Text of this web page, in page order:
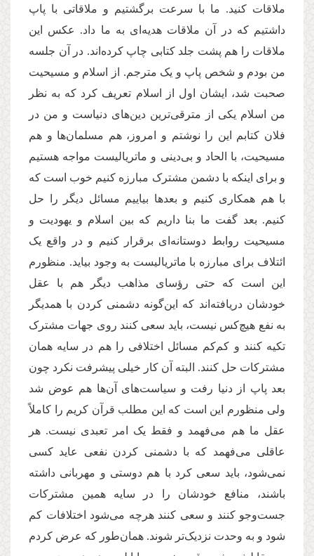
ملاقات کنید. ما با سرعت برگشتیم و ملاقاتی با پاپ
داشتیم که در آن ملاقات هدیه‌ای به ما داد. عکس این
ملاقات را هم پشت جلد کتابی چاپ کرده‌اند. در آن جلسه
من بودم و شخص پاپ و یک مترجم. از اسلام و مسیحیت
صحبت شد، ایشان اول از اسلام تعریف کرد که به نظر
من اسلام یکی از مترقی‌ترین دین‌های دنیاست و من در
فلان کتابم این را نوشتم و امروز، هم مسلمان‌ها و هم
مسیحیت، با الحاد و بی‌دینی و ماتریالیست مواجه هستیم
و برای اینکه با دشمن مشترک مبارزه کنیم خوب است که
با هم همکاری کنیم و بعدها بیاییم مسائل دیگر را حل
کنیم. بعد گفت ما بنا داریم که بین اسلام و یهودیت و
مسیحیت روابط دوستانه‌ای برقرار کنیم و در واقع یک
ائتلاف برای مبارزه با ماتریالیست به وجود بیاید. منظورم
این است که حتی رؤسای مذاهب دیگر هم با عقل
خودشان دریافته‌اند که این‌گونه دشمنی کردن با همدیگر
به نفع هیچ‌کس نیست، باید سعی کنند روی جهات مشترک
تکیه کنند و کم‌کم مسائل اختلافی را هم در سایه همان
مشترکات حل کنند. البته آن کار خیلی پیشرفت نکرد چون
بعد پاپ از دنیا رفت و سیاست‌های آن‌ها هم عوض شد
ولی منظورم این است که این مطلب قرآن کریم را کاملاً
عقل ما هم می‌فهمد و فقط یک امر تعبدی نیست. هر
عاقلی می‌فهمد که با دشمنی کردن نفعی عاید کسی
نمی‌شود، باید سعی کرد با هم دوستی و مهربانی داشته
باشند، منافع خودشان را در سایه همین مشترکات
جست‌وجو کنند و سعی کنند هرچه می‌شود اختلافات کم
شود و به وحدت نزدیک‌تر شوند. همان‌طور که عرض کردم